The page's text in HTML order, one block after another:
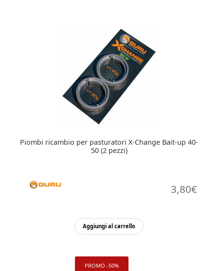
opzioni
possono
essere
scelte
nella
pagina
del
Piombi ricambio per pasturatori X-Change Bait-up 40-
50 (2 pezzi)
3,80€
Aggiungi al carrello
PROMO -50%